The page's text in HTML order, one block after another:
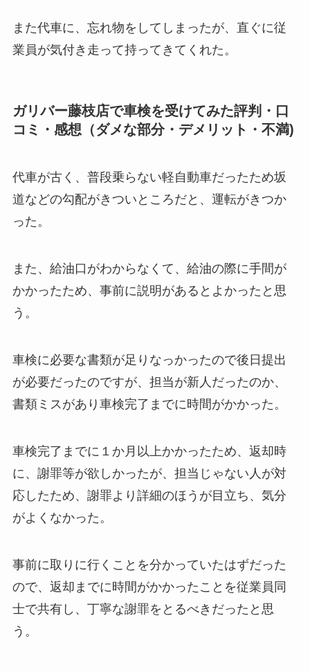
また代車に、忘れ物をしてしまったが、直ぐに従
業員が気付き走って持ってきてくれた。
ガリバー藤枝店で車検を受けてみた評判・口
コミ・感想（ダメな部分・デメリット・不満)
代車が古く、普段乗らない軽自動車だったため坂
道などの勾配がきついところだと、運転がきつか
った。
また、給油口がわからなくて、給油の際に手間が
かかったため、事前に説明があるとよかったと思
う。
車検に必要な書類が足りなっかったので後日提出
が必要だったのですが、担当が新人だったのか、
書類ミスがあり車検完了までに時間がかかった。
車検完了までに１か月以上かかったため、返却時
に、謝罪等が欲しかったが、担当じゃない人が対
応したため、謝罪より詳細のほうが目立ち、気分
がよくなかった。
事前に取りに行くことを分かっていたはずだった
ので、返却までに時間がかかったことを従業員同
士で共有し、丁寧な謝罪をとるべきだったと思
う。